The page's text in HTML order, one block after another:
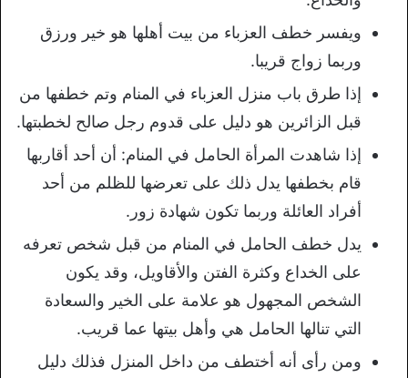
ويفسر خطف العزباء من بيت أهلها هو خير ورزق
وربما زواج قريبا.
إذا طرق باب منزل العزباء في المنام وتم خطفها من
قبل الزائرين هو دليل على قدوم رجل صالح لخطبتها.
إذا شاهدت المرأة الحامل في المنام: أن أحد أقاربها
قام بخطفها يدل ذلك على تعرضها للظلم من أحد
أفراد العائلة وربما تكون شهادة زور.
يدل خطف الحامل في المنام من قبل شخص تعرفه
على الخداع وكثرة الفتن والأقاويل، وقد يكون
الشخص المجهول هو علامة على الخير والسعادة
التي تنالها الحامل هي وأهل بيتها عما قريب.
ومن رأى أنه أختطف من داخل المنزل فذلك دليل